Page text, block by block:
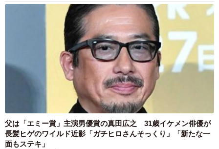
父は「エミー賞」主演男優賞の真田広之 31歳イケメン俳優が
長髪ヒゲのワイルド近影「ガチヒロさんそっくり」「新たな一
面もステキ」